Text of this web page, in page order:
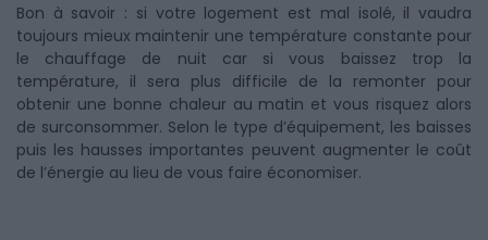
Bon à savoir : si votre logement est mal isolé, il vaudra
toujours mieux maintenir une température constante pour
le chauffage de nuit car si vous baissez trop la
température, il sera plus difficile de la remonter pour
obtenir une bonne chaleur au matin et vous risquez alors
de surconsommer. Selon le type d’équipement, les baisses
puis les hausses importantes peuvent augmenter le coût
de l’énergie au lieu de vous faire économiser.